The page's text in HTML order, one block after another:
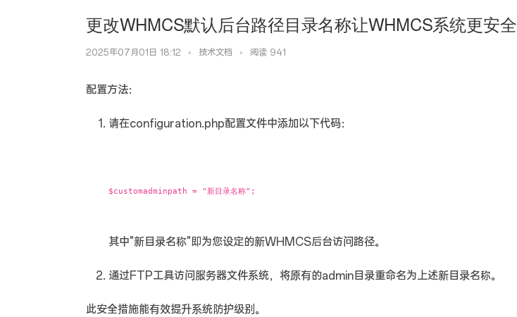
更改WHMCS默认后台路径目录名称让WHMCS系统更安全
2025年07月01日 18:12 • 技术文档 • 阅读 941
配置方法：
请在configuration.php配置文件中添加以下代码：
$customadminpath = "新目录名称";
其中"新目录名称"即为您设定的新WHMCS后台访问路径。
通过FTP工具访问服务器文件系统，将原有的admin目录重命名为上述新目录名称。
此安全措施能有效提升系统防护级别。